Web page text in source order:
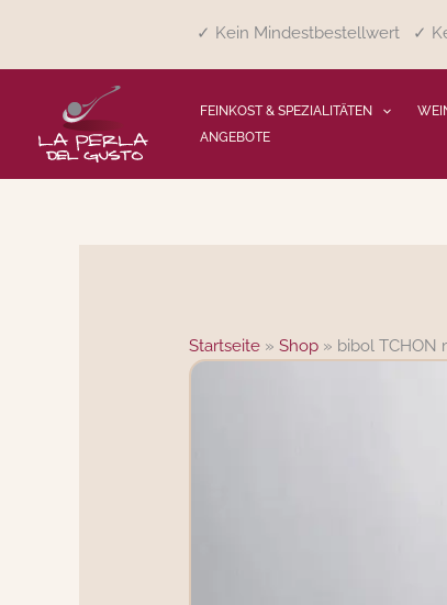
springen
✓ Kein Mindestbestellwert ✓
FEINKOST & SPEZIALITÄTEN
ANGEBOTE
Startseite »Shop » bibol TCHON